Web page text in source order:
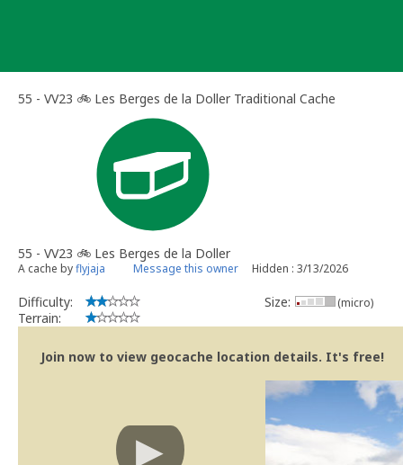
55 - VV23 🚲 Les Berges de la Doller Traditional Cache
55 - VV23 🚲 Les Berges de la Doller
A cache byflyjaja Message this owner Hidden : 3/13/2026
Difficulty:
Terrain:
Size: (micro)
Join now to view geocache location details. It's free!